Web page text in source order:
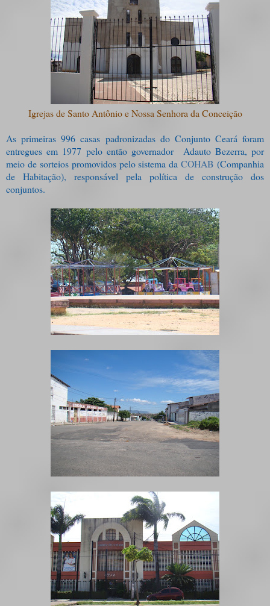
Igrejas de Santo Antônio e Nossa Senhora da Conceição
As primeiras 996 casas padronizadas do Conjunto Ceará foram
entregues em 1977 pelo então governador Adauto Bezerra, por
meio de sorteios promovidos pelo sistema daCOHAB (Companhia
de Habitação), responsável pela política de construção dos
conjuntos.